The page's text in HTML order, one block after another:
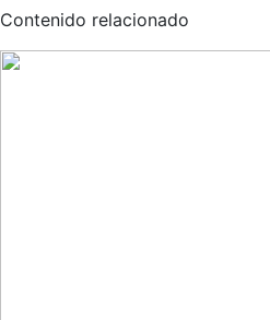
Contenido relacionado